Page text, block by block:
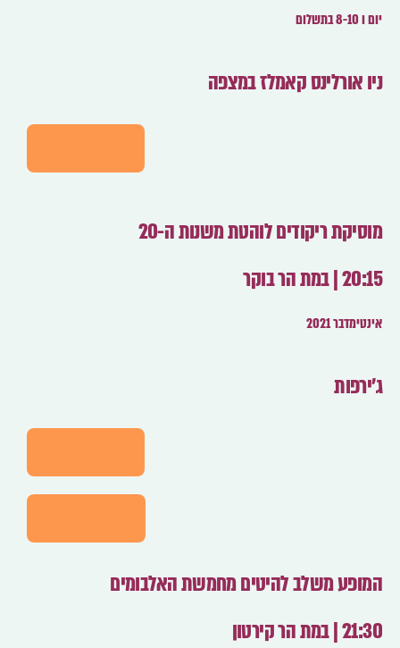
יום ו 8-10 בתשלום
ניו אורלינס קאמלז במצפה
מוסיקת ריקודים לוהטת משנות ה-20
20:15 | במת הר בוקר
אינטימדבר 2021
ג'ירפות
המופע משלב להיטים מחמשת האלבומים
21:30 | במת הר קירטון